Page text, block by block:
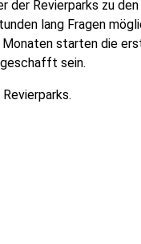
Revierparks zu
lang Fragen
starten die
sein.